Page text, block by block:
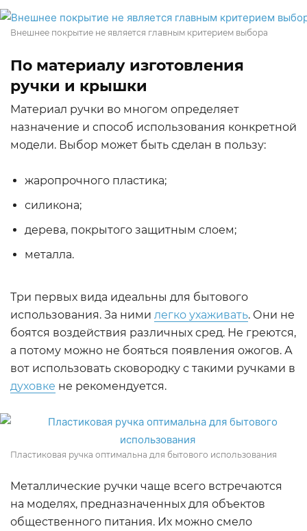
Внешнее покрытие не является главным критерием выбора
По материалу изготовления
ручки и крышки
Материал ручки во многом определяет
назначение и способ использования конкретной
модели. Выбор может быть сделан в пользу:
жаропрочного пластика;
силикона;
дерева, покрытого защитным слоем;
металла.
Три первых вида идеальны для бытового
использования. За ними легко ухаживать. Они не
боятся воздействия различных сред. Не греются,
а потому можно не бояться появления ожогов. А
вот использовать сковородку с такими ручками в
духовке не рекомендуется.
Пластиковая ручка оптимальна для бытового использования
Металлические ручки чаще всего встречаются
на моделях, предназначенных для объектов
общественного питания. Их можно смело